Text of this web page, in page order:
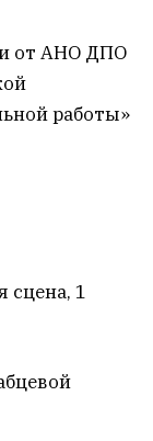
от АНО ДПО
работы»
сцена, 1